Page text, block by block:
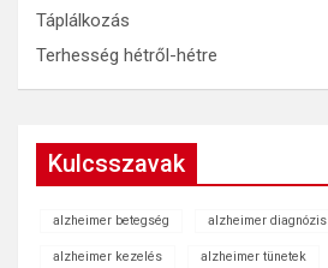
Táplálkozás
Terhesség hétről-hétre
Kulcsszavak
alzheimer betegség alzheimer diagnózis
alzheimer kezelés alzheimer tünetek